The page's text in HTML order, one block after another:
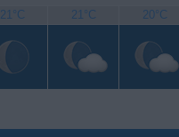
21°C 21°C 20°C